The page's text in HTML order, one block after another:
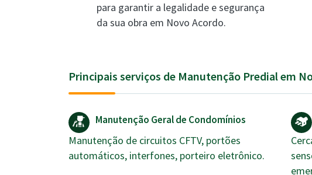
para garantir a legalidade e segurança
da sua obra em Novo Acordo.
Principais serviços de Manutenção Predial em
Manutenção Geral de Condomínios
Manutenção de circuitos CFTV, portões
automáticos, interfones, porteiro eletrônico.